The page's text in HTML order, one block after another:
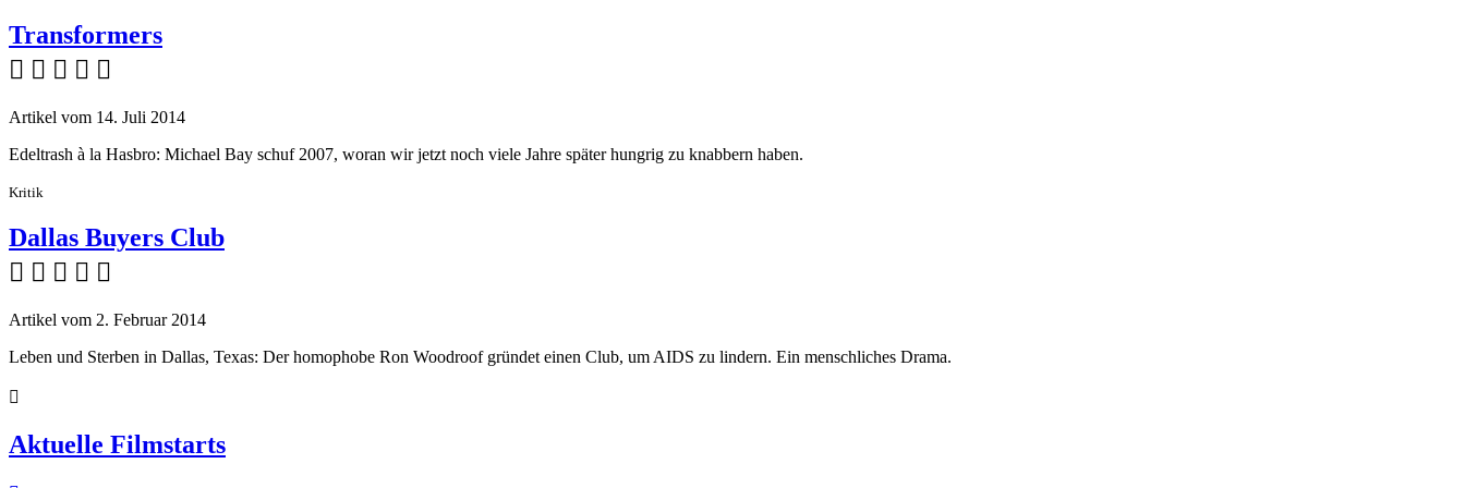
Transformers
    
Artikel vom 14. Juli 2014
Edeltrash à la Hasbro: Michael Bay schuf 2007, woran wir jetzt noch viele Jahre später hungrig zu knabbern haben.
Kritik
Dallas Buyers Club
    
Artikel vom 2. Februar 2014
Leben und Sterben in Dallas, Texas: Der homophobe Ron Woodroof gründet einen Club, um AIDS zu lindern. Ein menschliches Drama.

Aktuelle Filmstarts